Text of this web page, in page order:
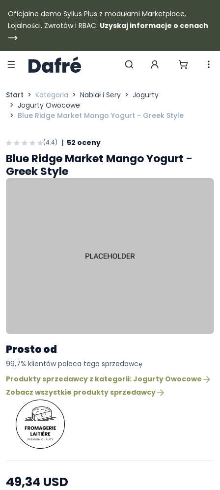
Dafre
Oficjalne demo Sylius Plus z modułami Marketplace,
Lojalności, Zwrotów i RBAC. Uzyskaj informacje o cenach
Start
Kategoria Nabiał i Sery
Jogurty
Jogurty Owocowe
Blue Ridge Market Mango Yogurt - Greek Style
(4.4) | 52 oceny
Blue Ridge Market Mango Yogurt -
Greek Style
Prosto od
99,7% klientów poleca tego sprzedawcę
Produkty sprzedawcy z kategorii: Jogurty Owocowe
Zobacz wszystkie produkty sprzedawcy
49,34 USD